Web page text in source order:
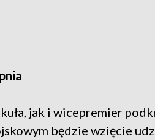
jak i wicepremier
będzie wzięcie